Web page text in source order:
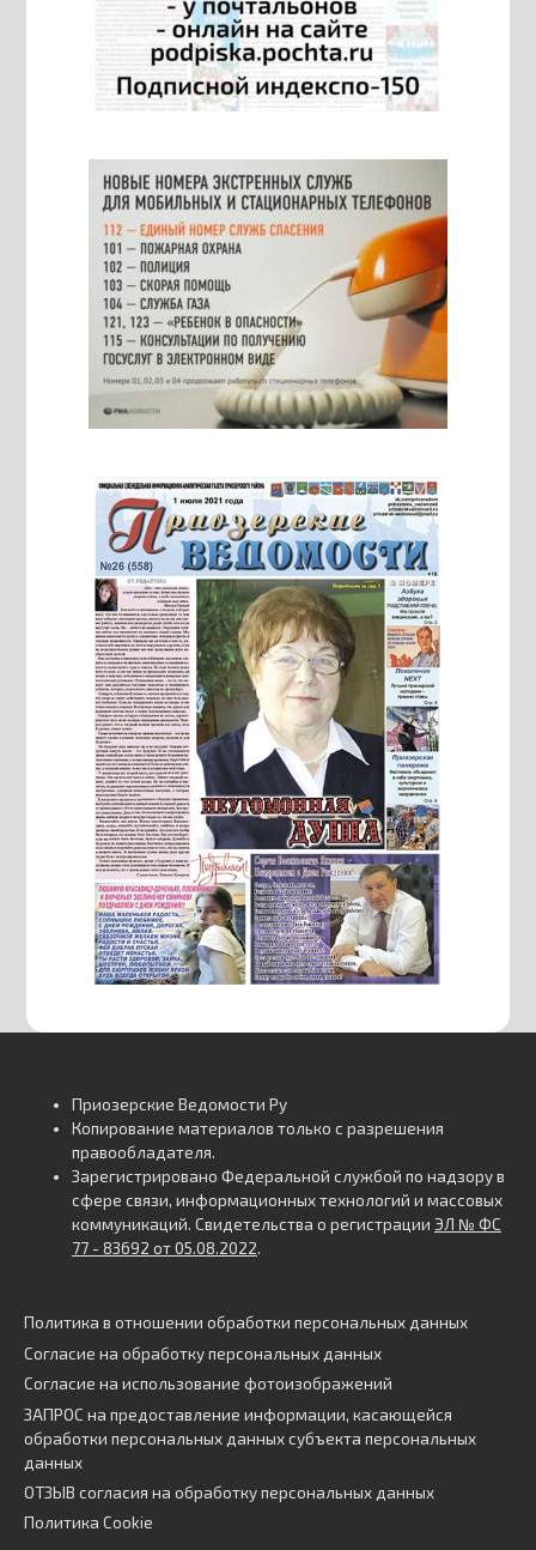
Приозерские Ведомости Ру
Копирование материалов только с разрешения
правообладателя.
Зарегистрировано Федеральной службой по надзору в
сфере связи, информационных технологий и массовых
коммуникаций. Свидетельства о регистрации ЭЛ № ФС
77 - 83692 от 05.08.2022.
Политика в отношении обработки персональных данных
Согласие на обработку персональных данных
Согласие на использование фотоизображений
ЗАПРОС на предоставление информации, касающейся
обработки персональных данных субъекта персональных
данных
ОТЗЫВ согласия на обработку персональных данных
Политика Cookie